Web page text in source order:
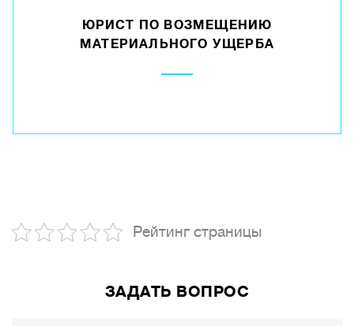
ЮРИСТ ПО ВОЗМЕЩЕНИЮ
МАТЕРИАЛЬНОГО УЩЕРБА
Рейтинг страницы
ЗАДАТЬ ВОПРОС